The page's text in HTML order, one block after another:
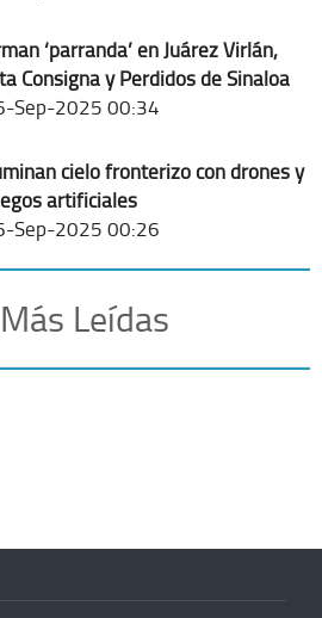
‘parranda’ en Juárez Virlán,
Consigna y Perdidos de Sinaloa
Sep-2025 00:34
cielo fronterizo con drones y
artificiales
Sep-2025 00:26
Leídas